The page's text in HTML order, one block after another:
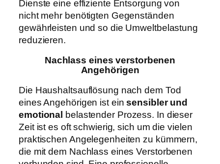
Dienste eine effiziente Entsorgung von
nicht mehr benötigten Gegenständen
gewährleisten und so die Umweltbelastung
reduzieren.
Nachlass eines verstorbenen
Angehörigen
Die Haushaltsauflösung nach dem Tod
eines Angehörigen ist einsensibler und
emotional belastender Prozess. In dieser
Zeit ist es oft schwierig, sich um die vielen
praktischen Angelegenheiten zu kümmern,
die mit dem Nachlass eines Verstorbenen